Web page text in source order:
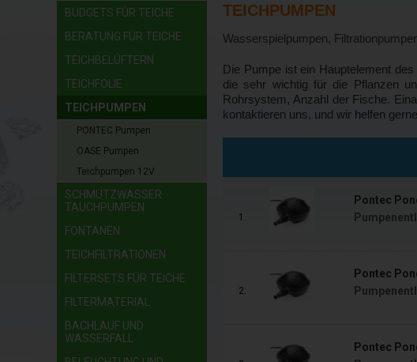
BUDGETS FÜR TEICHE
BERATUNG FÜR TEICHE
TEICHBELÜFTERN
TEICHFOLIE
TEICHPUMPEN
PONTEC Pumpen
OASE Pumpen
Teichpumpen 12V
SCHMUTZWASSER
TAUCHPUMPEN
FONTÄNEN
TEICHFILTRATIONEN
FILTERSETS FÜR TEICHE
FILTERMATERIAL
BACHLAUF UND
WASSERFALL
TEICHPUMPEN
Wasserspielpumpen,
Die Pumpe ist ein Hauptelement
die sehr wichtig für die Pflanzen
Rohrsystem, Anzahl der Fische.
kontaktieren uns, und wir helfen
1.
Pontec
2.
Pontec
Pontec